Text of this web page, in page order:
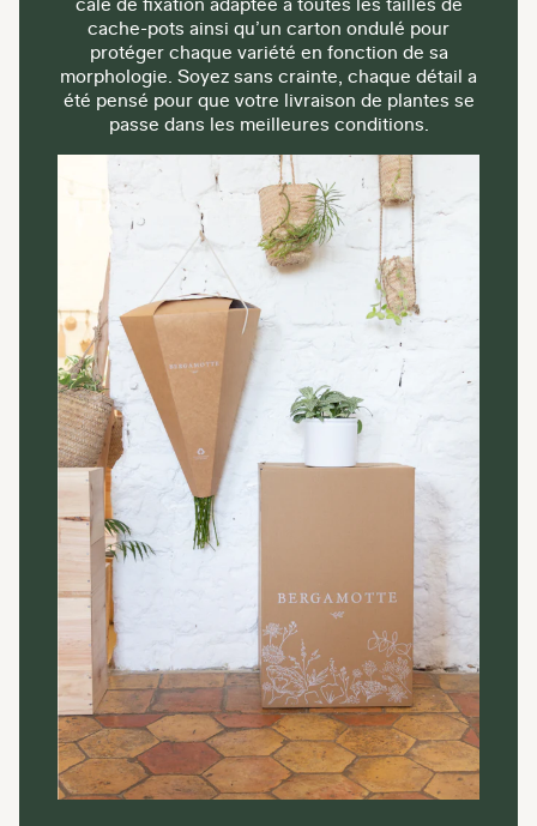
cale de fixation adaptée à toutes les tailles de
cache-pots ainsi qu’un carton ondulé pour
protéger chaque variété en fonction de sa
morphologie. Soyez sans crainte, chaque détail a
été pensé pour que votre livraison de plantes se
passe dans les meilleures conditions.